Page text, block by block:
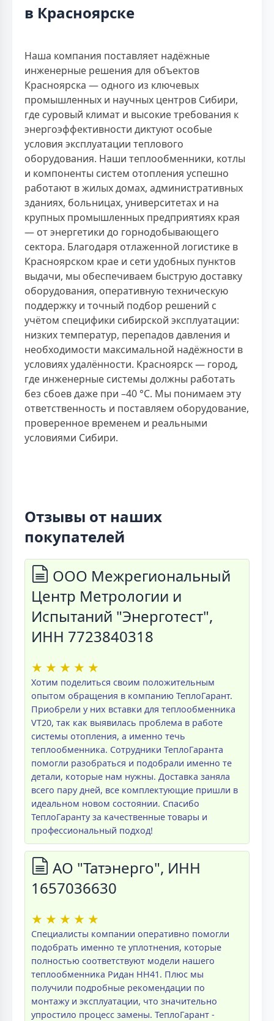
в Красноярске
Наша компания поставляет надёжные
инженерные решения для объектов
Красноярска — одного из ключевых
промышленных и научных центров Сибири,
где суровый климат и высокие требования к
энергоэффективности диктуют особые
условия эксплуатации теплового
оборудования. Наши теплообменники, котлы
и компоненты систем отопления успешно
работают в жилых домах, административных
зданиях, больницах, университетах и на
крупных промышленных предприятиях края
— от энергетики до горнодобывающего
сектора. Благодаря отлаженной логистике в
Красноярском крае и сети удобных пунктов
выдачи, мы обеспечиваем быструю доставку
оборудования, оперативную техническую
поддержку и точный подбор решений с
учётом специфики сибирской эксплуатации:
низких температур, перепадов давления и
необходимости максимальной надёжности в
условиях удалённости. Красноярск — город,
где инженерные системы должны работать
без сбоев даже при –40 °C. Мы понимаем эту
ответственность и поставляем оборудование,
проверенное временем и реальными
условиями Сибири.
Отзывы от наших
покупателей
ООО Межрегиональный
Центр Метрологии и
Испытаний "Энерготест",
ИНН 7723840318
★ ★ ★ ★ ★
Хотим поделиться своим положительным
опытом обращения в компанию ТеплоГарант.
Приобрели у них вставки для теплообменника
VT20, так как выявилась проблема в работе
системы отопления, а именно течь
теплообменника. Сотрудники ТеплоГаранта
помогли разобраться и подобрали именно те
детали, которые нам нужны. Доставка заняла
всего пару дней, все комплектующие пришли в
идеальном новом состоянии. Спасибо
ТеплоГаранту за качественные товары и
профессиональный подход!
АО "Татэнерго", ИНН
1657036630
★ ★ ★ ★ ★
Специалисты компании оперативно помогли
подобрать именно те уплотнения, которые
полностью соответствуют модели нашего
теплообменника Ридан НН41. Плюс мы
получили подробные рекомендации по
монтажу и эксплуатации, что значительно
упростило процесс замены. ТеплоГарант -